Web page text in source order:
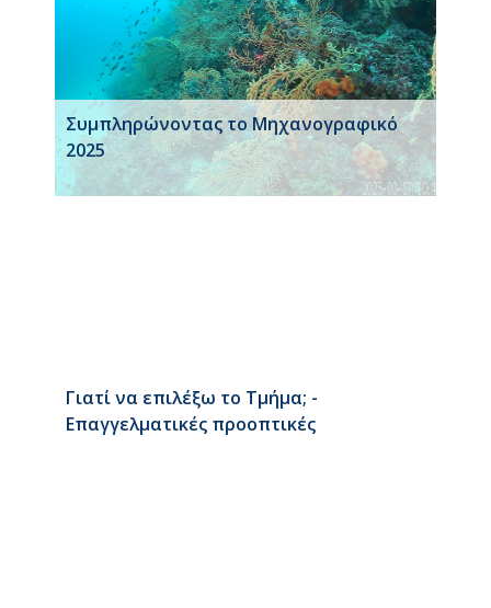
Συμπληρώνοντας το Μηχανογραφικό
2025
Γιατί να επιλέξω το Τμήμα; -
Επαγγελματικές προοπτικές